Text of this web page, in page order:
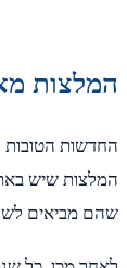
המלצות
החדשות הטובות
המלצות שיש
שהם מביאים